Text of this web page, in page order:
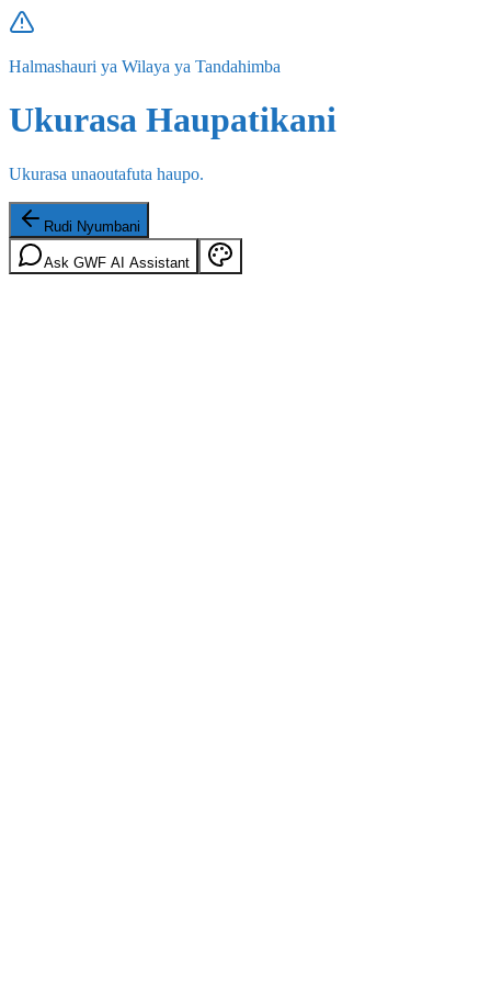
Halmashauri ya Wilaya ya Tandahimba
Ukurasa Haupatikani
Ukurasa unaoutafuta haupo.
Rudi Nyumbani
Ask GWF AI Assistant